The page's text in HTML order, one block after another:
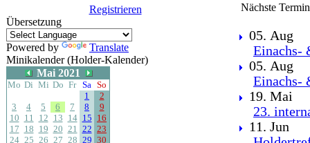
Registrieren
Übersetzung
Powered by
Translate
Minikalender (Holder-Kalender)
Mai 2021
Mo Di Mi Do Fr Sa So
1
2
3
4 5 6 7 8
9
10 11 12 13 14 15 16
17 18 19 20 21 22 23
24 25 26 27 28 29 30
Nächste
05. Aug
Einachs-
05. Aug
Einachs-
19. Mai
23.
11. Jun